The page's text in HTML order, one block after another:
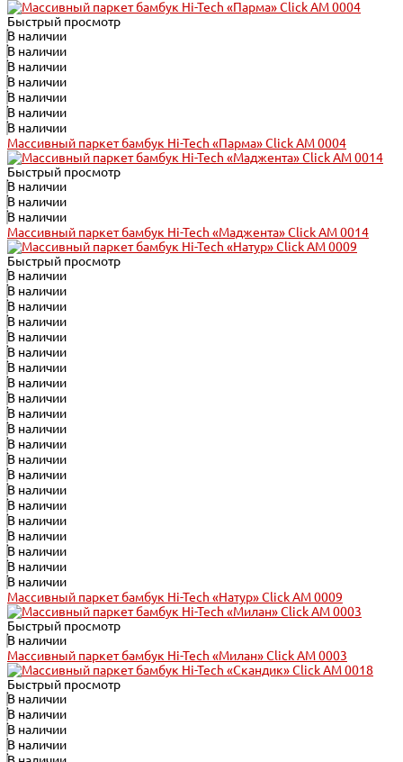
Быстрый просмотр
В наличии
В наличии
В наличии
В наличии
В наличии
В наличии
В наличии
Массивный паркет бамбук Hi-Tech «Парма» Click АМ 0004
Быстрый просмотр
В наличии
В наличии
В наличии
Массивный паркет бамбук Hi-Tech «Маджента» Click АМ 0014
Быстрый просмотр
В наличии
В наличии
В наличии
В наличии
В наличии
В наличии
В наличии
В наличии
В наличии
В наличии
В наличии
В наличии
В наличии
В наличии
В наличии
В наличии
В наличии
В наличии
В наличии
В наличии
В наличии
Массивный паркет бамбук Hi-Tech «Натур» Click АМ 0009
Быстрый просмотр
В наличии
Массивный паркет бамбук Hi-Tech «Милан» Click АМ 0003
Быстрый просмотр
В наличии
В наличии
В наличии
В наличии